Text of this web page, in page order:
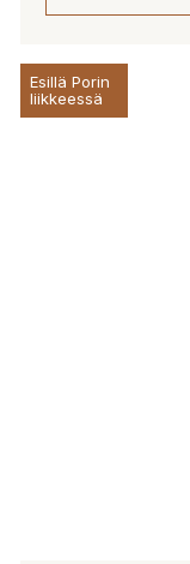
Esillä Porin
liikkeessä